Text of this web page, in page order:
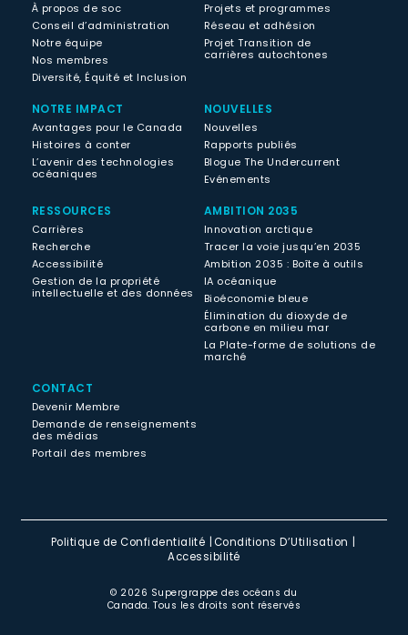
À propos de soc
Conseil d’administration
Notre équipe
Nos membres
Diversité, Équité et Inclusion
Projets et programmes
Réseau et adhésion
Projet Transition de
carrières autochtones
NOTRE IMPACT
Avantages pour le Canada
Histoires à conter
L’avenir des technologies
océaniques
NOUVELLES
Nouvelles
Rapports publiés
Blogue The Undercurrent
Evénements
RESSOURCES
Carrières
Recherche
Accessibilité
Gestion de la propriété
intellectuelle et des données
AMBITION 2035
Innovation arctique
Tracer la voie jusqu’en 2035
Ambition 2035 : Boîte à outils
IA océanique
Bioéconomie bleue
Élimination du dioxyde de
carbone en milieu mar
La Plate-forme de solutions de
marché
CONTACT
Devenir Membre
Demande de renseignements
des médias
Portail des membres
© 2026 Supergrappe des océans du
Canada. Tous les droits sont réservés
Politique de Confidentialité
Conditions D’Utilisation
Accessibilité